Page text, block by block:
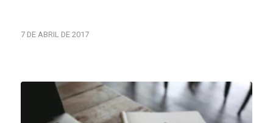
7 DE ABRIL DE 2017